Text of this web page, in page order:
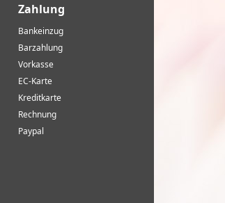
Zahlung
Bankeinzug
Barzahlung
Vorkasse
EC-Karte
Kreditkarte
Rechnung
Paypal